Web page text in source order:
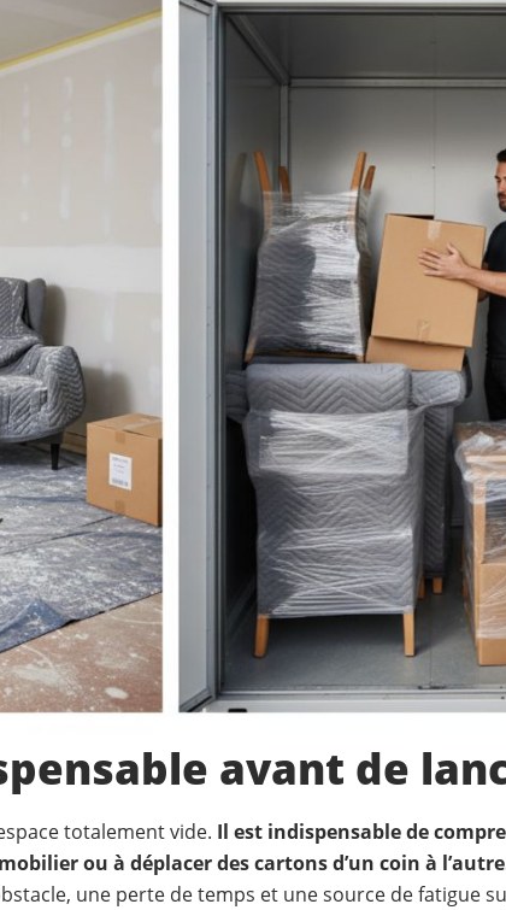
avant de
totalement vide. Il est indispensable de
ou à déplacer des cartons d’un coin à
une perte de temps et une source de fatigue